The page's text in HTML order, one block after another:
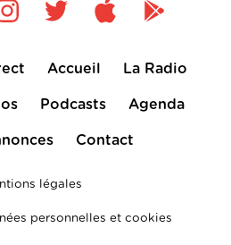
Accueil La Radio
Podcasts Agenda
Contact
légales
personnelles et cookies